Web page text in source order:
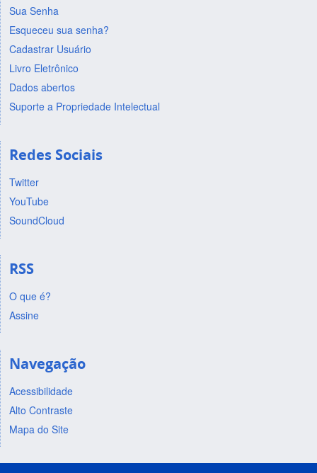
Sua Senha
Esqueceu sua senha?
Cadastrar Usuário
Livro Eletrônico
Dados abertos
Suporte a Propriedade Intelectual
Redes Sociais
Twitter
YouTube
SoundCloud
RSS
O que é?
Assine
Navegação
Acessibilidade
Alto Contraste
Mapa do Site